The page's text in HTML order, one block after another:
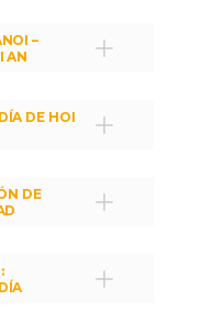
–
AN
DE HOI
DE